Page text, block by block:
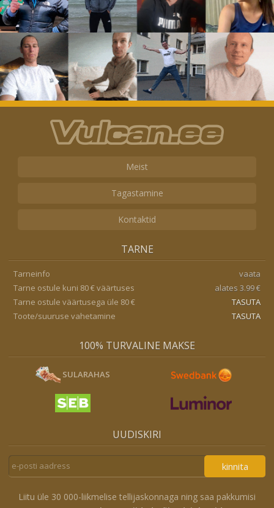
Meist
Tagastamine
Kontaktid
TARNE
Tarneinfo
vaata
Tarne ostule kuni 80 € väärtuses
alates 3.99 €
Tarne ostule väärtusega üle 80 €
TASUTA
Toote/suuruse vahetamine
TASUTA
100% TURVALINE MAKSE
SULARAHAS
UUDISKIRI
kinnita
Liitu üle 30 000-liikmelise tellijaskonnaga ning saa pakkumisi